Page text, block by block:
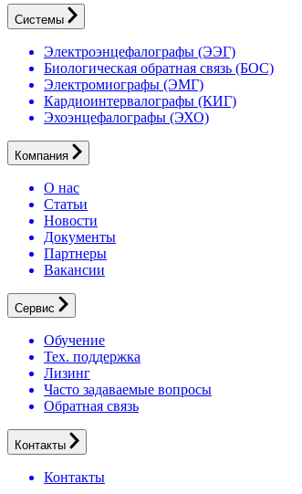
Системы
Электроэнцефалографы (ЭЭГ)
Биологическая обратная связь (БОС)
Электромиографы (ЭМГ)
Кардиоинтервалографы (КИГ)
Эхоэнцефалографы (ЭХО)
Компания
О нас
Статьи
Новости
Документы
Партнеры
Вакансии
Сервис
Обучение
Тех. поддержка
Лизинг
Часто задаваемые вопросы
Обратная связь
Контакты
Контакты